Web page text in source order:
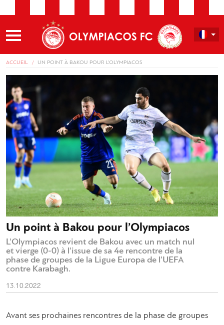
ACCUEIL UN POINT À BAKOU POUR L’OLYMPIACOS
Un point à Bakou pour l’Olympiacos
L'Olympiacos revient de Bakou avec un match nul
et vierge (0-0) à l'issue de sa 4e rencontre de la
phase de groupes de la Ligue Europa de l’UEFA
contre Karabagh.
13.10.2022
Avant ses prochaines rencontres de la phase de groupes